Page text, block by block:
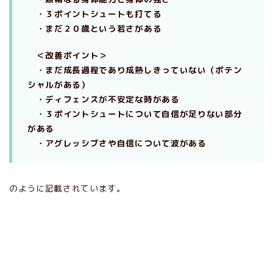
・３ポイントシュートも打てる
・まだ２０歳という若さがある
＜改善ポイント＞
・まだ成長過程であり成熟しきっていない（ポテン
シャルがある）
・ディフェンスが不安定な時がある
・３ポイントシュートについて自信が足りない部分
がある
・アグレッシブさや自信について波がある
のように記載されています。